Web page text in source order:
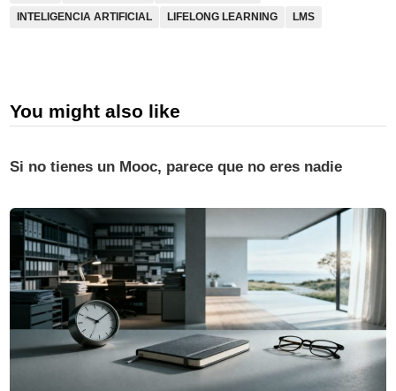
INTELIGENCIA ARTIFICIAL
LIFELONG LEARNING LMS
You might also like
Si no tienes un Mooc, parece que no eres nadie